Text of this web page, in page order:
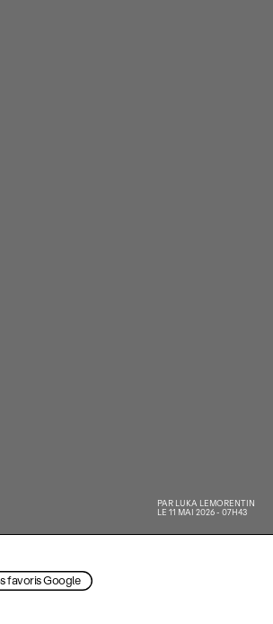
PAR LUKA LEMORENTIN
LE 11 MAI 2026 - 07H43
favoris Google